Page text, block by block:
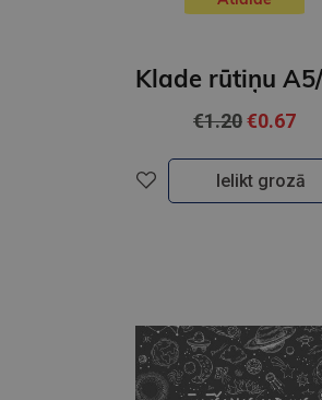
€1.20€0.67
Ielikt grozā